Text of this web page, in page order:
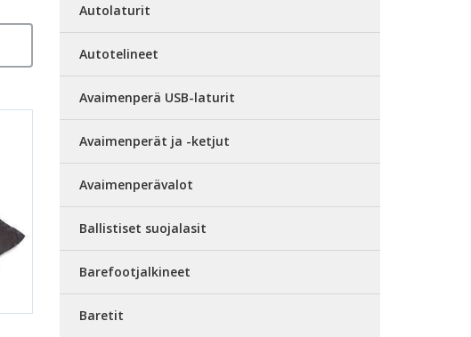
Autolaturit
Autotelineet
Avaimenperä USB-laturit
Avaimenperät ja -ketjut
Avaimenperävalot
Ballistiset suojalasit
Barefootjalkineet
Baretit